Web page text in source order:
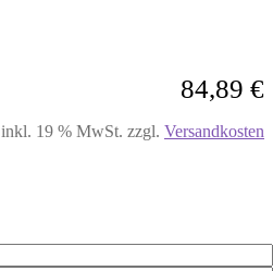
84,89 €
inkl. 19 % MwSt. zzgl. Versandkosten